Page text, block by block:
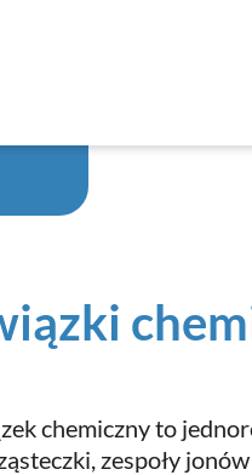
chemiczny to
zespoły